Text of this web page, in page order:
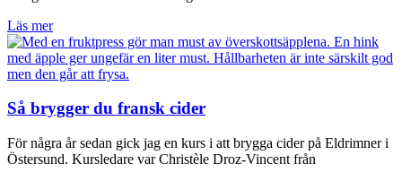
Läs mer
Så brygger du fransk cider
För några år sedan gick jag en kurs i att brygga cider på Eldrimner i
Östersund. Kursledare var Christèle Droz-Vincent från